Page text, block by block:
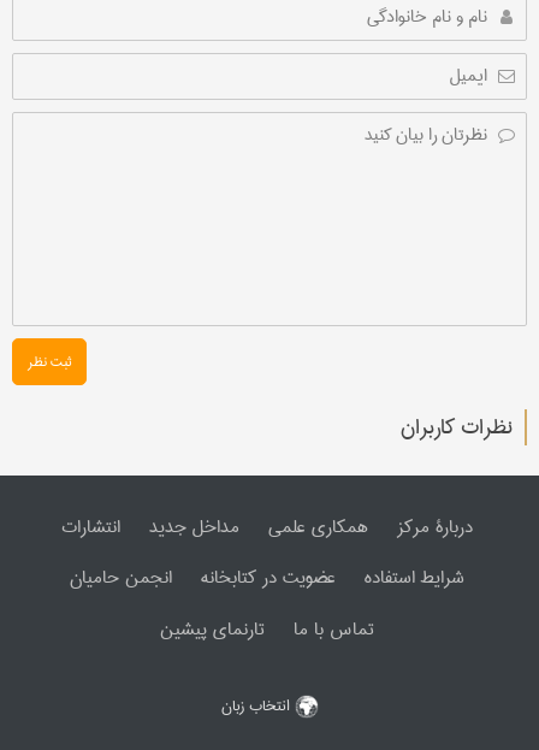
ثبت نظر
نظرات کاربران
دربارۀ مرکز همکاری علمی مداخل جدید
انتشارات
شرایط استفاده
عضویت در کتابخانه
انجمن حامیان
تماس با ما
تارنمای پیشین
انتخاب زبان